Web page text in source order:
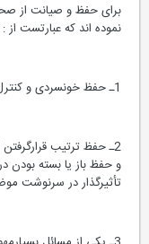
برای حفظ و صیانت از
نموده اند که عبارتست از :
2ـ حفظ ترتیب قرارگرفتن
و حفظ باز یا بسته بودن
تأثیرگذار در سرنوشت